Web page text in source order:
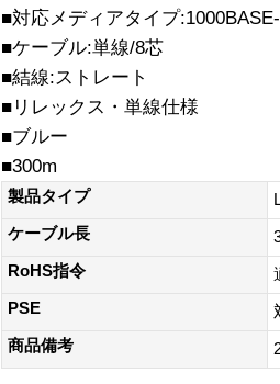
■対応メディアタイプ
■ケーブル:単線/8芯
■結線:ストレート
■リレックス・単線仕様
■ブルー
■300m
製品タイプ
ケーブル長
RoHS指令
PSE
商品備考